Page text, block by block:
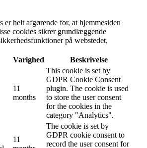
er helt afgørende for, at hjemmesiden
cookies sikrer grundlæggende
på webstedet,
Varighed Beskrivelse
11
months
This cookie is set by
GDPR Cookie Consent
plugin. The cookie is used
to store the user consent
for the cookies in the
category "Analytics".
11
The cookie is set by
GDPR cookie consent to
record the user consent for